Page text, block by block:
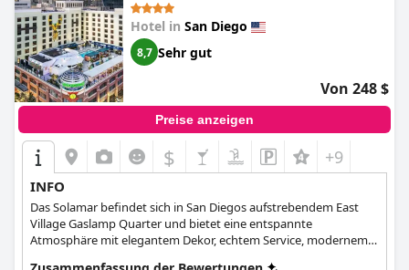
Hotel in San Diego
8,7 Sehr gut
Von 248 $
Preise anzeigen
$ +9
INFO
Das Solamar befindet sich in San Diegos aufstrebendem East
Village Gaslamp Quarter und bietet eine entspannte
Atmosphäre mit elegantem Dekor, echtem Service, modernem